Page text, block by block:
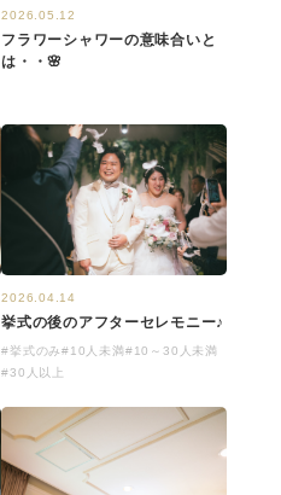
2026.05.12
フラワーシャワーの意味合いと
は・・🌸
2026.04.14
挙式の後のアフターセレモニー♪
#挙式のみ#10人未満#10～30人未満
#30人以上